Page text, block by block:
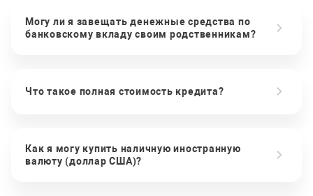
Могу ли я завещать денежные средства по
банковскому вкладу своим родственникам?
Что такое полная стоимость кредита?
Как я могу купить наличную иностранную
валюту (доллар США)?